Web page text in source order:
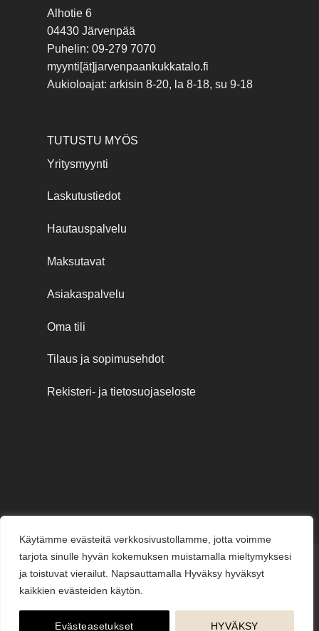
Käytämme evästeitä verkkosivustollamme, jotta voimme
tarjota sinulle hyvän kokemuksen muistamalla mieltymyksesi
ja toistuvat vierailut. Napsauttamalla Hyväksy hyväksyt
kaikkien evästeiden käytön.
Evästeasetukset HYVÄKSY
Alhotie 6
04430 Järvenpää
Puhelin: 09-279 7070
myynti[ät]jarvenpaankukkatalo.fi
Aukioloajat: arkisin 8-20, la 8-18, su 9-18
TUTUSTU MYÖS
Yritysmyynti
Laskutustiedot
Hautauspalvelu
Maksutavat
Asiakaspalvelu
Oma tili
Tilaus ja sopimusehdot
Rekisteri- ja tietosuojaseloste
Credit
MasterCard
Visa
Visa
KUKKAKAUPPA